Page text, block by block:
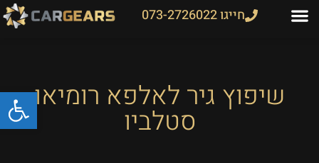
חייגו 073-2726022
שיפוץ גיר לאלפא רומיאו
סטלביו